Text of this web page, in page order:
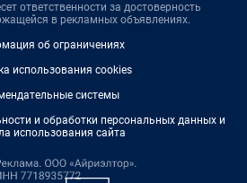
ответственности за достоверность
в рекламных объявлениях.
об ограничениях
использования cookies
системы
и обработки персональных данных и
использования сайта